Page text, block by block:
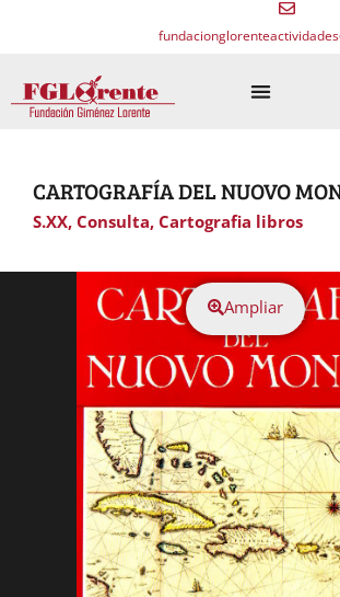
CARTOGRAFÍA DEL NUOVO
S.XX, Consulta, Cartografia libros
Ampliar